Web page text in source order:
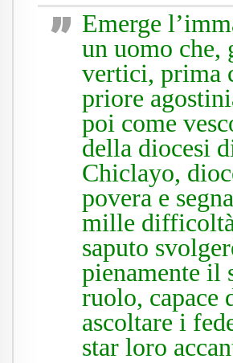
Emerge
un uomo che,
vertici, prima
priore
poi come
della diocesi
Chiclayo,
povera e
mille
saputo
pienamente il
ruolo, capace
ascoltare i
star loro